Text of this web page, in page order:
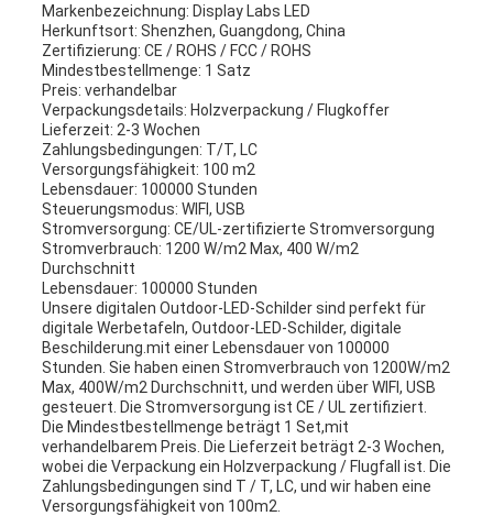
Markenbezeichnung: Display Labs LED
Herkunftsort: Shenzhen, Guangdong, China
Zertifizierung: CE / ROHS / FCC / ROHS
Mindestbestellmenge: 1 Satz
Preis: verhandelbar
Verpackungsdetails: Holzverpackung / Flugkoffer
Lieferzeit: 2-3 Wochen
Zahlungsbedingungen: T/T, LC
Versorgungsfähigkeit: 100 m2
Lebensdauer: 100000 Stunden
Steuerungsmodus: WIFI, USB
Stromversorgung: CE/UL-zertifizierte Stromversorgung
Stromverbrauch: 1200 W/m2 Max, 400 W/m2
Durchschnitt
Lebensdauer: 100000 Stunden
Unsere digitalen Outdoor-LED-Schilder sind perfekt für
digitale Werbetafeln, Outdoor-LED-Schilder, digitale
Beschilderung.mit einer Lebensdauer von 100000
Stunden. Sie haben einen Stromverbrauch von 1200W/m2
Max, 400W/m2 Durchschnitt, und werden über WIFI, USB
gesteuert. Die Stromversorgung ist CE / UL zertifiziert.
Die Mindestbestellmenge beträgt 1 Set,mit
verhandelbarem Preis. Die Lieferzeit beträgt 2-3 Wochen,
wobei die Verpackung ein Holzverpackung / Flugfall ist. Die
Zahlungsbedingungen sind T / T, LC, und wir haben eine
Versorgungsfähigkeit von 100m2.